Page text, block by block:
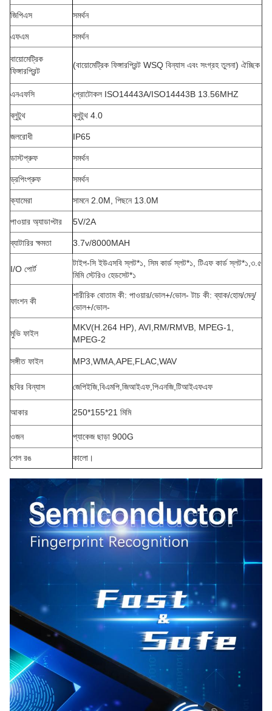
জিপিএস সমর্থন
এফএম সমর্থন
বায়োমেট্রিক
ফিঙ্গারপ্রিন্ট
(বায়োমেট্রিক ফিঙ্গারপ্রিন্ট WSQ বিন্যাস এবং সংগ্রহ তুলনা) ঐচ্ছিক
এনএফসি প্রোটোকল ISO14443A/ISO14443B 13.56MHZ
ব্লুটুথ ব্লুটুথ 4.0
জলরোধী IP65
ডাস্টপ্রুফ সমর্থন
ড্রপিংপ্রুফ সমর্থন
ক্যামেরা সামনে 2.0M, পিছনে 13.0M
পাওয়ার অ্যাডাপ্টার 5V/2A
ব্যাটারির ক্ষমতা 3.7v/8000MAH
I/O পোর্ট
টাইপ-সি ইউএসবি স্লট*১, সিম কার্ড স্লট*১, টিএফ কার্ড স্লট*১,৩.৫
মিমি স্টেরিও হেডসেট*১
ফাংশন কী
শারীরিক বোতাম কী: পাওয়ার/ভোল+/ভোল- টাচ কী: ব্যাক/হোম/মেনু/
ভোল+/ভোল-
মুভি ফাইল
MKV(H.264 HP), AVI,RM/RMVB, MPEG-1,
MPEG-2
সঙ্গীত ফাইল MP3 WMA APE FLAC WAV
ছবির বিন্যাস জেপিইজি,বিএমপি জিআইএফ,পিএনজি,টিআইএফএফ
আকার 250*155*21 মিমি
ওজন প্যাকেজ ছাড়া 900G
শেল রঙ কালো।